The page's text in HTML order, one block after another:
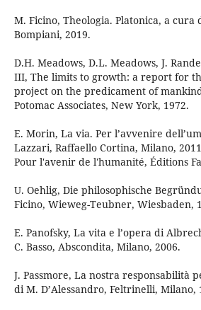
M. Ficino, Theologia. Platonica, a cura
Bompiani, 2019.
D.H. Meadows, D.L. Meadows, J.
III, The limits to growth: a report for
project on the predicament of
Potomac Associates, New York, 1972.
E. Morin, La via. Per l’avvenire
Lazzari, Raffaello Cortina, Milano,
Pour l'avenir de l'humanité, Éditions
U. Oehlig, Die philosophische
Ficino, Wieweg-Teubner, Wiesbaden,
E. Panofsky, La vita e l’opera di
C. Basso, Abscondita, Milano, 2006.
J. Passmore, La nostra responsabilità
di M. D’Alessandro, Feltrinelli, Milano,